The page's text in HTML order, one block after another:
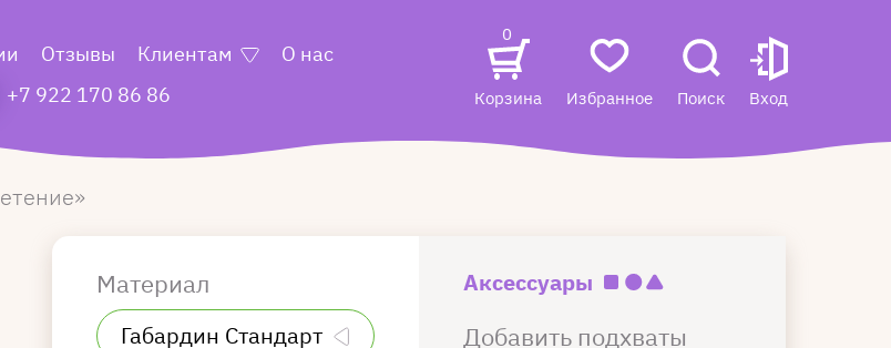
Отзывы Клиентам
О нас
+7 922 170 86 86
0
Корзина Избранное Поиск Вход
Материал Аксессуары
Добавить подхваты